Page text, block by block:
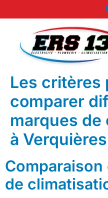
Les critères
comparer
marques de
à Verquières
de